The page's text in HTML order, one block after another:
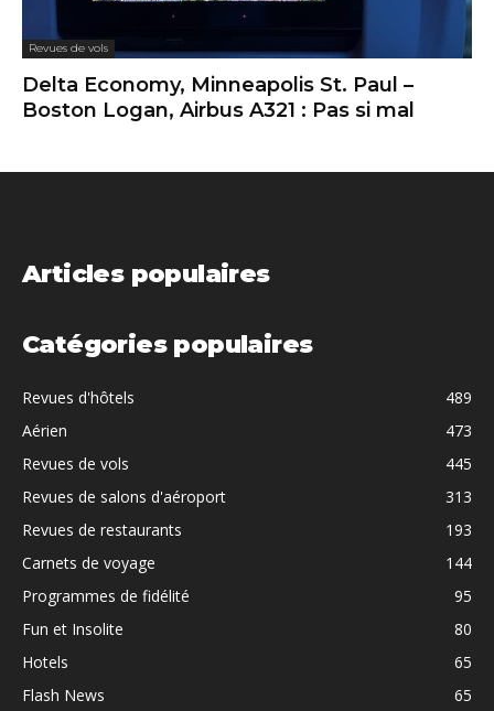
Revues de vols
Delta Economy, Minneapolis St. Paul –
Boston Logan, Airbus A321 : Pas si mal
Articles populaires
Catégories populaires
Revues d'hôtels
489
Aérien
473
Revues de vols
445
Revues de salons d'aéroport
313
Revues de restaurants
193
Carnets de voyage
144
Programmes de fidélité
95
Fun et Insolite
80
Hotels
65
Flash News
65